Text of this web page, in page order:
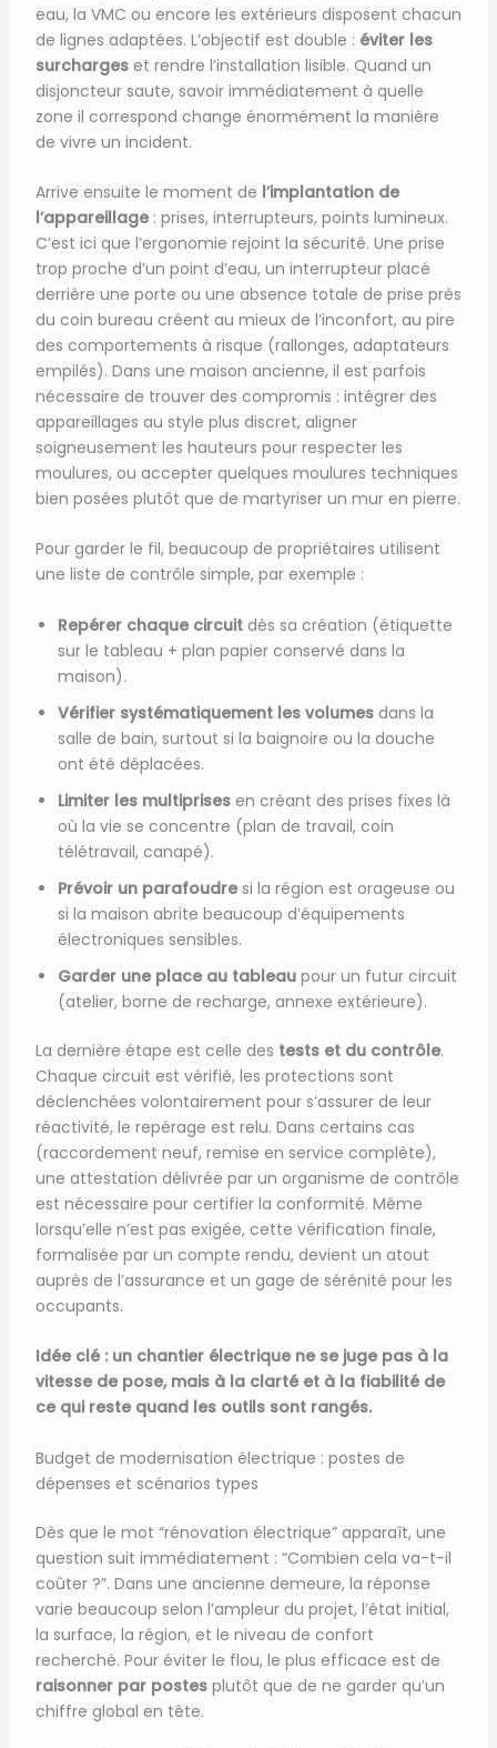
eau, la VMC ou encore les extérieurs disposent chacun
de lignes adaptées. L’objectif est double : éviter les
surchargeset rendre l’installation lisible. Quand un
disjoncteur saute, savoir immédiatement à quelle
zone il correspond change énormément la manière
de vivre un incident.
Arrive ensuite le moment de l’implantation de
l’appareillage: prises, interrupteurs, points lumineux.
C’est ici que l’ergonomie rejoint la sécurité. Une prise
trop proche d’un point d’eau, un interrupteur placé
derrière une porte ou une absence totale de prise près
du coin bureau créent au mieux de l’inconfort, au pire
des comportements à risque (rallonges, adaptateurs
empilés). Dans une maison ancienne, il est parfois
nécessaire de trouver des compromis : intégrer des
appareillages au style plus discret, aligner
soigneusement les hauteurs pour respecter les
moulures, ou accepter quelques moulures techniques
bien posées plutôt que de martyriser un mur en pierre.
Pour garder le fil, beaucoup de propriétaires utilisent
une liste de contrôle simple, par exemple :
Repérer chaque circuitdès sa création (étiquette
sur le tableau + plan papier conservé dans la
maison).
Vérifier systématiquement les volumesdans la
salle de bain, surtout si la baignoire ou la douche
ont été déplacées.
Limiter les multiprisesen créant des prises fixes là
où la vie se concentre (plan de travail, coin
télétravail, canapé).
Prévoir un parafoudresi la région est orageuse ou
si la maison abrite beaucoup d’équipements
électroniques sensibles.
Garder une place au tableaupour un futur circuit
(atelier, borne de recharge, annexe extérieure).
La dernière étape est celle des tests et du contrôle.
Chaque circuit est vérifié, les protections sont
déclenchées volontairement pour s’assurer de leur
réactivité, le repérage est relu. Dans certains cas
(raccordement neuf, remise en service complète),
une attestation délivrée par un organisme de contrôle
est nécessaire pour certifier la conformité. Même
lorsqu’elle n’est pas exigée, cette vérification finale,
formalisée par un compte rendu, devient un atout
auprès de l’assurance et un gage de sérénité pour les
occupants.
Idée clé : un chantier électrique ne se juge pas à la
vitesse de pose, mais à la clarté et à la fiabilité de
ce qui reste quand les outils sont rangés.
Budget de modernisation électrique : postes de
dépenses et scénarios types
Dès que le mot “rénovation électrique” apparaît, une
question suit immédiatement : “Combien cela va-t-il
coûter ?”. Dans une ancienne demeure, la réponse
varie beaucoup selon l’ampleur du projet, l’état initial,
la surface, la région, et le niveau de confort
recherché. Pour éviter le flou, le plus efficace est de
raisonner par postesplutôt que de ne garder qu’un
chiffre global en tête.